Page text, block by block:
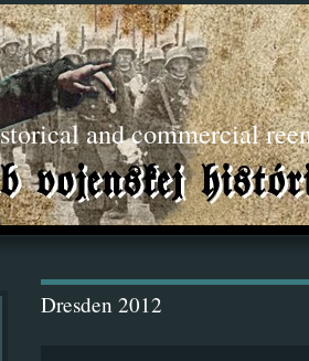
and commercial
Dresden 2012